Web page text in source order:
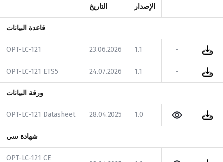
التاريخ الإصدار
قاعدة البيانات
OPT-LC-121 23.06.2026 1.1 -
OPT-LC-121 ETS5 24.07.2026 1.1 -
ورقة البيانات
OPT-LC-121 Datasheet 28.04.2025 1.0
شهادة سي
OPT-LC-121 CE